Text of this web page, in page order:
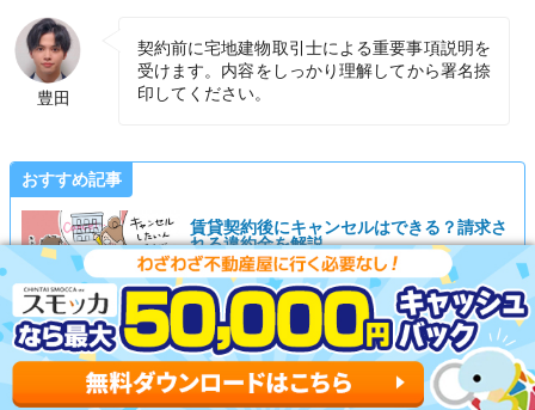
豊田
契約前に宅地建物取引士による重要事項説明を
受けます。内容をしっかり理解してから署名捺
印してください。
おすすめ記事
賃貸契約後にキャンセルはできる？請求さ
れる違約金を解説
記事を読む ▶
申込金の返金方法をよく確かめる